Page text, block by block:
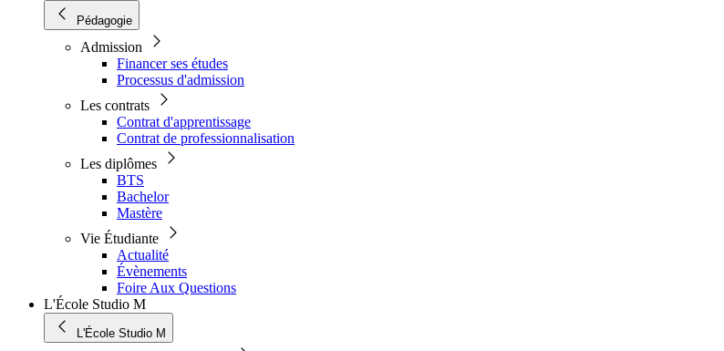
Pédagogie
Admission
Financer ses études
Processus d'admission
Les contrats
Contrat d'apprentissage
Contrat de professionnalisation
Les diplômes
BTS
Bachelor
Mastère
Vie Étudiante
Actualité
Évènements
Foire Aux Questions
L'École Studio M
L'École Studio M